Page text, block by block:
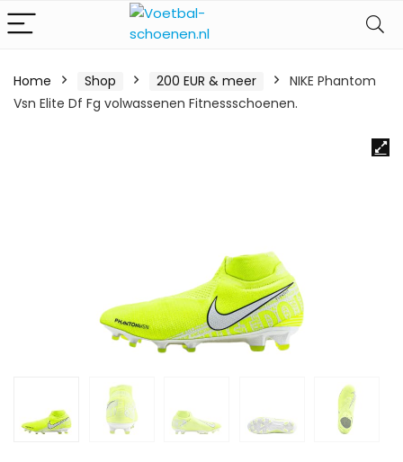
Home Shop 200 EUR & meer
NIKE Phantom
Vsn Elite Df Fg volwassenen Fitnessschoenen.